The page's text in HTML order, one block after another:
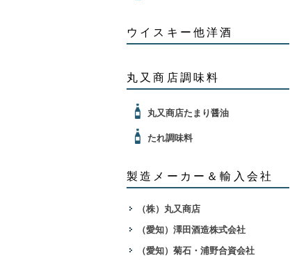
ウイスキー他洋酒
丸又商店調味料
丸又商店たまり醤油
たれ調味料
製造メーカー＆輸入会社
（株）丸又商店
（愛知）澤田酒造株式会社
（愛知）菊石・浦野合資会社